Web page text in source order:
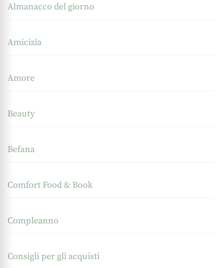
Almanacco del giorno
Amicizia
Amore
Beauty
Befana
Comfort Food & Book
Compleanno
Consigli per gli acquisti